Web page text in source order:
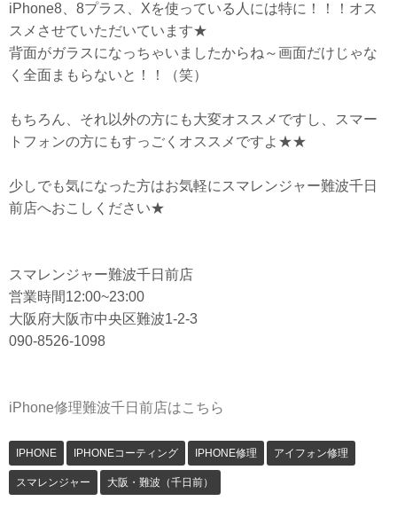
iPhone8、8プラス、Xを使っている人には特に！！！オス
スメさせていただいています★
背面がガラスになっちゃいましたからね～画面だけじゃな
く全面まもらないと！！（笑）
もちろん、それ以外の方にも大変オススメですし、スマー
トフォンの方にもすっごくオススメですよ★★
少しでも気になった方はお気軽にスマレンジャー難波千日
前店へおこしください★
スマレンジャー難波千日前店
営業時間12:00~23:00
大阪府大阪市中央区難波1-2-3
090-8526-1098
iPhone修理難波千日前店はこちら
IPHONE IPHONEコーティング IPHONE修理 アイフォン修理
スマレンジャー 大阪・難波（千日前）